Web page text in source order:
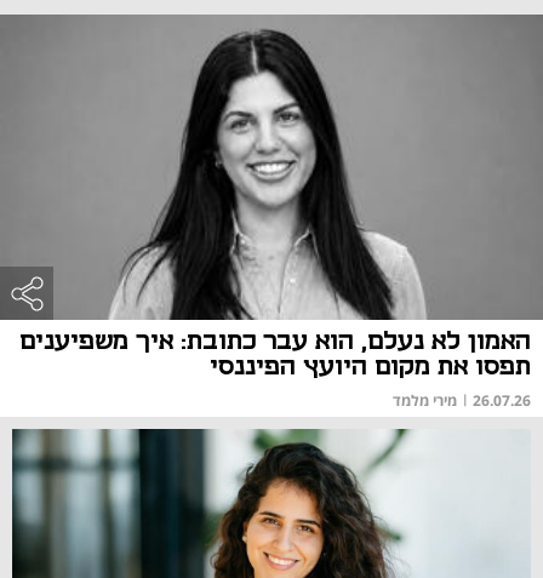
האמון לא נעלם, הוא עבר כתובת: איך משפיענים
תפסו את מקום היועץ הפיננסי
26.07.26
| מירי מלמד